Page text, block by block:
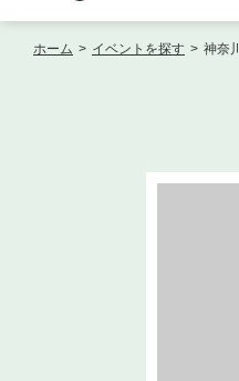
ホーム > イベントを探す > 神奈